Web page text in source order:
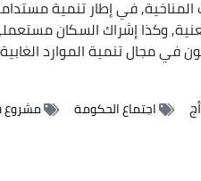
في إطار تنمية
وكذا إشراك السكان
مجال تنمية الموارد
اجتماع الحكومة مشروع